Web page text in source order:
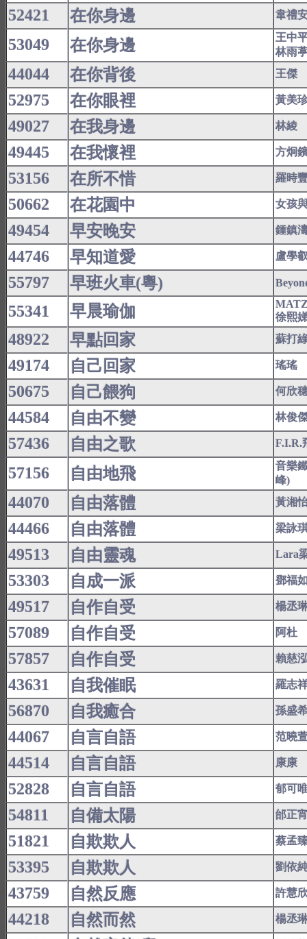
52421 在你身邊 韋禮
53049 在你身邊
王中
林雨
44044 在你背後 王傑
52975 在你眼裡 黃美
49027 在我身邊 林綾
49445 在我懷裡 方炯
53156 在所不惜 羅時
50662 在花園中 女孩
49454 早安晚安 鍾鎮
44746 早知道愛 盧學
55797 早班火車(粵)
55341 早晨瑜伽
徐熙
48922 早點回家 蘇打
49174 自己回家 瑤瑤
50675 自己餵狗 何欣
44584 自由不變 林俊
57436 自由之歌 F.I.R.
57156 自由地飛
音樂
峰)
44070 自由落體 黃湘
44466 自由落體 梁詠
49513 自由靈魂 Lara
53303 自成一派 鄧福
49517 自作自受 楊丞
57089 自作自受 阿杜
57857 自作自受 賴慈
43631 自我催眠 羅志
56870 自我癒合 孫盛
44067 自言自語 范曉
44514 自言自語 康康
52828 自言自語 郁可
54811 自備太陽 邰正
51821 自欺欺人 蔡孟
53395 自欺欺人 劉依
43759 自然反應 許慧
44218 自然而然 楊丞